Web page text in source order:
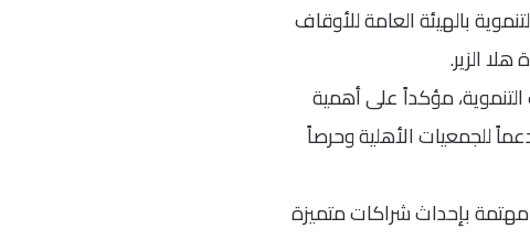
بالهيئة العامة للأوقاف
الزير.
مؤكداً على أهمية
للجمعيات الأهلية وحرصاً
مهتمة بإحداث شراكات متميزة